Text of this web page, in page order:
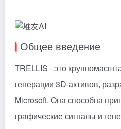
Общее введение
TRELLIS - это
генерации 3D-активов,
Microsoft. Она способна
графические сигналы и